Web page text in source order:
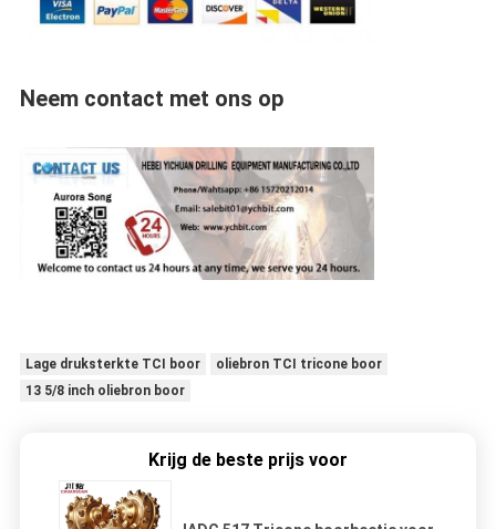
Neem contact met ons op
Lage druksterkte TCI boor
oliebron TCI tricone boor
13 5/8 inch oliebron boor
Krijg de beste prijs voor